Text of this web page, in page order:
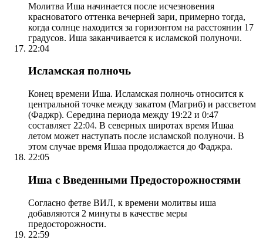
Молитва Иша начинается после исчезновения
красноватого оттенка вечерней зари, примерно тогда,
когда солнце находится за горизонтом на расстоянии 17
градусов. Иша заканчивается к исламской полуночи.
22:04
Исламская полночь
Конец времени Иша. Исламская полночь относится к
центральной точке между закатом (Магриб) и рассветом
(Фаджр). Середина периода между 19:22 и 0:47
составляет 22:04. В северных широтах время Ишаа
летом может наступать после исламской полуночи. В
этом случае время Ишаа продолжается до Фаджра.
22:05
Иша с Введенными Предосторожностями
Согласно фетве ВИЛ, к времени молитвы иша
добавляются 2 минуты в качестве меры
предосторожности.
22:59